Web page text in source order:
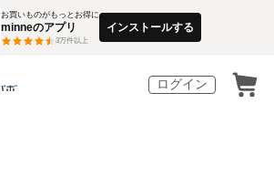
お買いものがもっとお得に
minneのアプリ
3万件以上
インストールする
ログイン